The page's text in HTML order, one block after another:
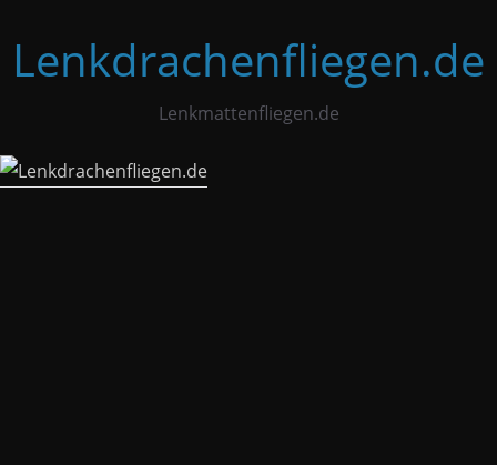
Inhalt
springen
Lenkdrachenfliegen.de
Lenkmattenfliegen.de